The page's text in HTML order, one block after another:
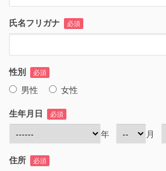
氏名フリガナ 必須
性別 必須
男性
女性
生年月日
必須
年 月
住所 必須